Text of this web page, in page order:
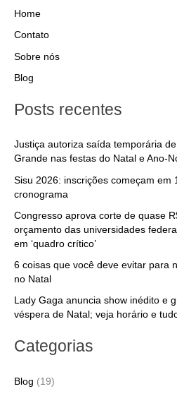
Home
Contato
Sobre nós
Blog
Posts recentes
Justiça autoriza saída temporária
Grande nas festas do Natal e Ano-
Sisu 2026: inscrições começam em
cronograma
Congresso aprova corte de quase
orçamento das universidades
em ‘quadro crítico’
6 coisas que você deve evitar para
no Natal
Lady Gaga anuncia show inédito e
véspera de Natal; veja horário e
Categorias
Blog (19)